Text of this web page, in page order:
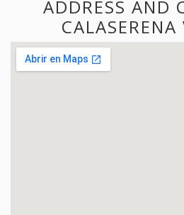
ADDRESS AND
CALASERENA